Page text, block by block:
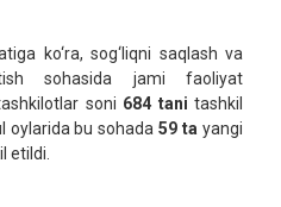
ko‘ra, sog‘liqni saqlash va
sohasida jami faoliyat
soni 684 tani tashkil
oylarida bu sohada59 ta yangi
etildi.